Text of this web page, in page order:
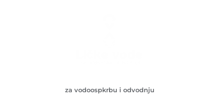
za vodoospkrbu i odvodnju